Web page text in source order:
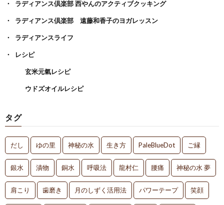
ラディアンス倶楽部 西やんのアクティブクッキング
ラディアンス倶楽部 遠藤和香子のヨガレッスン
ラディアンスライフ
レシピ
玄米元氣レシピ
ウドズオイルレシピ
タグ
だし ゆの里 神秘の水 生き方 PaleBlueDot ご縁
銀水 漬物 銅水 呼吸法 龍村仁 腰痛 神秘の水 夢
肩こり 歯磨き 月のしずく活用法 パワーテープ 笑顔